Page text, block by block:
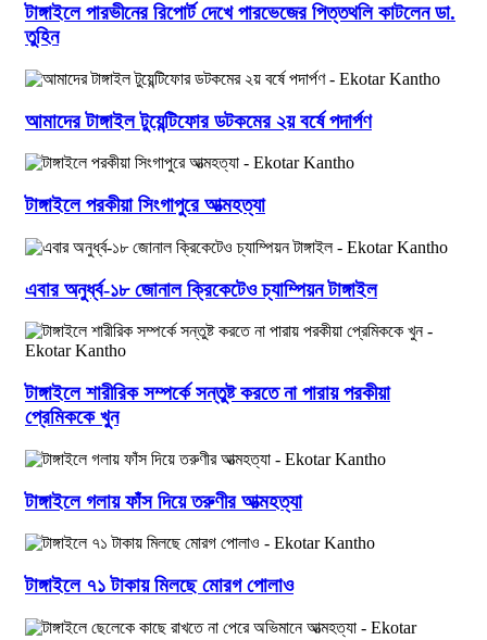
টাঙ্গাইলে পারভীনের রিপোর্ট দেখে পারভেজের পিত্তথলি কাটলেন ডা.
তুহিন
আমাদের টাঙ্গাইল টুয়েন্টিফোর ডটকমের ২য় বর্ষে পদার্পণ
টাঙ্গাইলে পরকীয়া সিংগাপুরে আত্মহত্যা
এবার অনুর্ধ্ব-১৮ জোনাল ক্রিকেটেও চ্যাম্পিয়ন টাঙ্গাইল
টাঙ্গাইলে শারীরিক সম্পর্কে সন্তুষ্ট করতে না পারায় পরকীয়া
প্রেমিককে খুন
টাঙ্গাইলে গলায় ফাঁস দিয়ে তরুণীর আত্মহত্যা
টাঙ্গাইলে ৭১ টাকায় মিলছে মোরগ পোলাও